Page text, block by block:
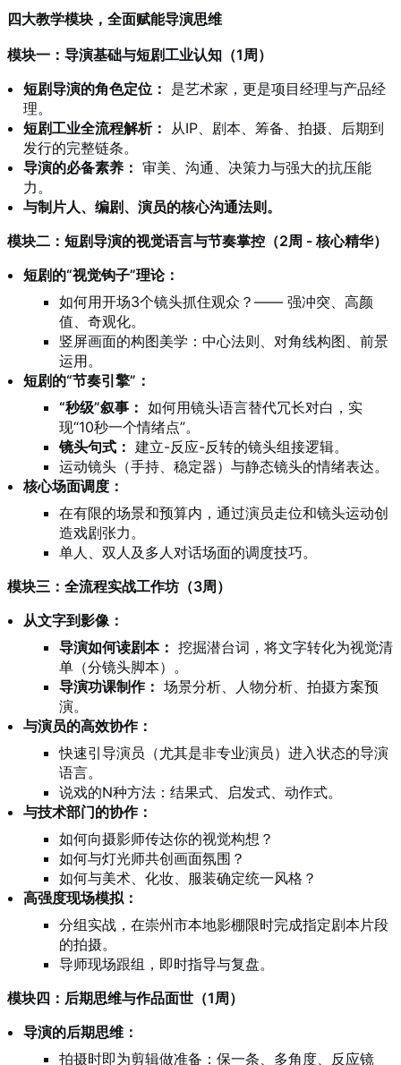
四大教学模块，全面赋能导演思维
模块一：导演基础与短剧工业认知（1周）
短剧导演的角色定位： 是艺术家，更是项目经理与产品经
理。
短剧工业全流程解析： 从IP、剧本、筹备、拍摄、后期到
发行的完整链条。
导演的必备素养： 审美、沟通、决策力与强大的抗压能
力。
与制片人、编剧、演员的核心沟通法则。
模块二：短剧导演的视觉语言与节奏掌控（2周 - 核心精华）
短剧的“视觉钩子”理论：
如何用开场3个镜头抓住观众？—— 强冲突、高颜
值、奇观化。
竖屏画面的构图美学：中心法则、对角线构图、前景
运用。
短剧的“节奏引擎”：
“秒级”叙事： 如何用镜头语言替代冗长对白，实
现“10秒一个情绪点”。
镜头句式： 建立-反应-反转的镜头组接逻辑。
运动镜头（手持、稳定器）与静态镜头的情绪表达。
核心场面调度：
在有限的场景和预算内，通过演员走位和镜头运动创
造戏剧张力。
单人、双人及多人对话场面的调度技巧。
模块三：全流程实战工作坊（3周）
从文字到影像：
导演如何读剧本： 挖掘潜台词，将文字转化为视觉清
单（分镜头脚本）。
导演功课制作： 场景分析、人物分析、拍摄方案预
演。
与演员的高效协作：
快速引导演员（尤其是非专业演员）进入状态的导演
语言。
说戏的N种方法：结果式、启发式、动作式。
与技术部门的协作：
如何向摄影师传达你的视觉构想？
如何与灯光师共创画面氛围？
如何与美术、化妆、服装确定统一风格？
高强度现场模拟：
分组实战，在崇州市本地影棚限时完成指定剧本片段
的拍摄。
导师现场跟组，即时指导与复盘。
模块四：后期思维与作品面世（1周）
导演的后期思维：
拍摄时即为剪辑做准备：保一条、多角度、反应镜